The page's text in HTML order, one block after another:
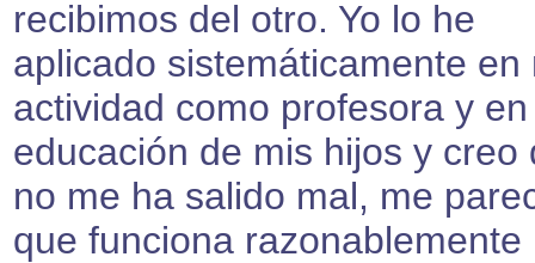
recibimos del otro. Yo lo he
aplicado sistemáticamente en
actividad como profesora y
educación de mis hijos y creo
no me ha salido mal, me
que funciona razonablemente